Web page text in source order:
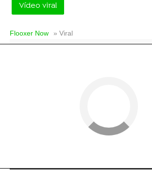
Vídeo viral
Flooxer Now » Viral